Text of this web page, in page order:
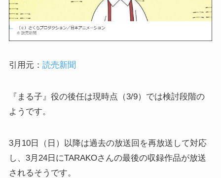
引用元： 読売新聞
『まる子』役の後任は現時点（3/9）では検討段階の
ようです。
3月10日（日）以降は過去の放送回を再放送して対応
し、3月24日にTARAKOさんの最後の収録作品が放送
されるそうです。